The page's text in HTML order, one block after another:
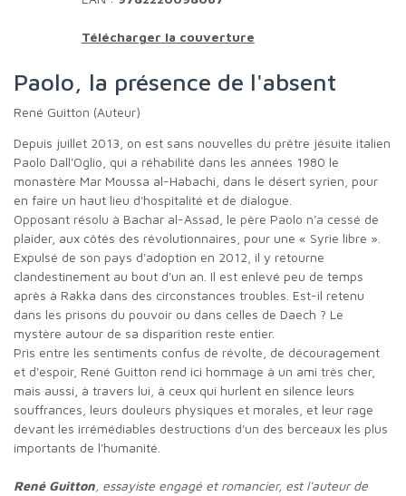
Télécharger la couverture
Paolo, la présence de l'absent
René Guitton (Auteur)
Depuis juillet 2013, on est sans nouvelles du prêtre jésuite italien
Paolo Dall'Oglio, qui a réhabilité dans les années 1980 le
monastère Mar Moussa al-Habachi, dans le désert syrien, pour
en faire un haut lieu d'hospitalité et de dialogue.
Opposant résolu à Bachar al-Assad, le père Paolo n'a cessé de
plaider, aux côtés des révolutionnaires, pour une « Syrie libre ».
Expulsé de son pays d'adoption en 2012, il y retourne
clandestinement au bout d'un an. Il est enlevé peu de temps
après à Rakka dans des circonstances troubles. Est-il retenu
dans les prisons du pouvoir ou dans celles de Daech ? Le
mystère autour de sa disparition reste entier.
Pris entre les sentiments confus de révolte, de découragement
et d'espoir, René Guitton rend ici hommage à un ami très cher,
mais aussi, à travers lui, à ceux qui hurlent en silence leurs
souffrances, leurs douleurs physiques et morales, et leur rage
devant les irrémédiables destructions d'un des berceaux les plus
importants de l'humanité.
René Guitton , essayiste engagé et romancier, est l'auteur de